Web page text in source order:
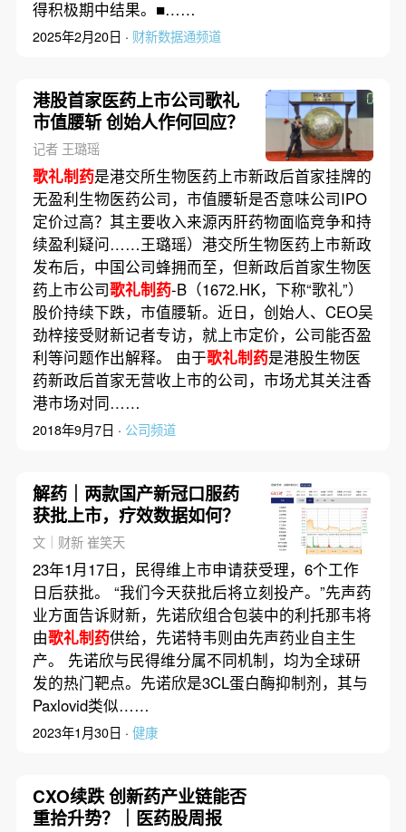
得积极期中结果。■……
2025年2月20日 · 财新数据通频道
港股首家医药上市公司歌礼
市值腰斩 创始人作何回应？
记者 王璐瑶
歌礼制药是港交所生物医药上市新政后首家挂牌的
无盈利生物医药公司，市值腰斩是否意味公司IPO
定价过高？其主要收入来源丙肝药物面临竞争和持
续盈利疑问……王璐瑶）港交所生物医药上市新政
发布后，中国公司蜂拥而至，但新政后首家生物医
药上市公司歌礼制药-B（1672.HK，下称“歌礼”）
股价持续下跌，市值腰斩。近日，创始人、CEO吴
劲梓接受财新记者专访，就上市定价，公司能否盈
利等问题作出解释。 由于歌礼制药是港股生物医
药新政后首家无营收上市的公司，市场尤其关注香
港市场对同……
2018年9月7日 · 公司频道
解药｜两款国产新冠口服药
获批上市，疗效数据如何？
文｜财新 崔笑天
23年1月17日，民得维上市申请获受理，6个工作
日后获批。 “我们今天获批后将立刻投产。”先声药
业方面告诉财新，先诺欣组合包装中的利托那韦将
由歌礼制药供给，先诺特韦则由先声药业自主生
产。 先诺欣与民得维分属不同机制，均为全球研
发的热门靶点。先诺欣是3CL蛋白酶抑制剂，其与
Paxlovid类似……
2023年1月30日 · 健康
CXO续跌 创新药产业链能否
重拾升势？｜医药股周报